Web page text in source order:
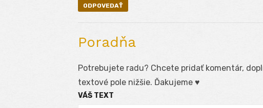
ODPOVEDAŤ
Poradňa
Potrebujete radu? Chcete pridať komentár,
textové pole nižšie. Ďakujeme ♥
VÁŠ TEXT